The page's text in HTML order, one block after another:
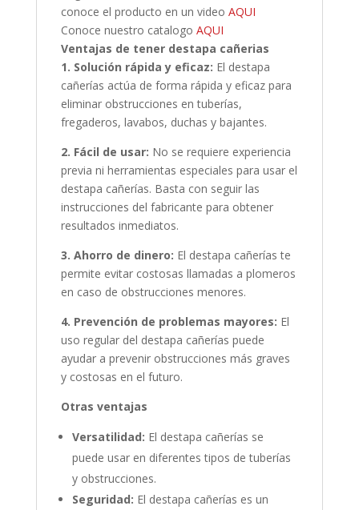
conoce el producto en un video AQUI
Conoce nuestro catalogo AQUI
Ventajas de tener destapa cañerias
1. Solución rápida y eficaz: El destapa
cañerías actúa de forma rápida y eficaz para
eliminar obstrucciones en tuberías,
fregaderos, lavabos, duchas y bajantes.
2. Fácil de usar: No se requiere experiencia
previa ni herramientas especiales para usar el
destapa cañerías. Basta con seguir las
instrucciones del fabricante para obtener
resultados inmediatos.
3. Ahorro de dinero: El destapa cañerías te
permite evitar costosas llamadas a plomeros
en caso de obstrucciones menores.
4. Prevención de problemas mayores: El
uso regular del destapa cañerías puede
ayudar a prevenir obstrucciones más graves
y costosas en el futuro.
Otras ventajas
Versatilidad: El destapa cañerías se
puede usar en diferentes tipos de tuberías
y obstrucciones.
Seguridad: El destapa cañerías es un